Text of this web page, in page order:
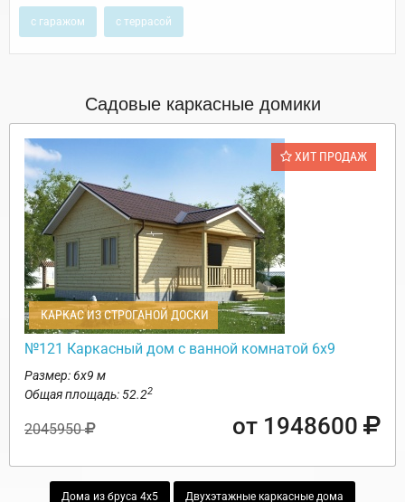
с гаражом с террасой
Садовые каркасные домики
ХИТ ПРОДАЖ
КАРКАС ИЗ СТРОГАНОЙ ДОСКИ
№121 Каркасный дом с ванной комнатой 6х9
Размер: 6х9 м
Общая площадь: 52.22
2045950 от 1948600
Дома из бруса 4х5 Двухэтажные каркасные дома